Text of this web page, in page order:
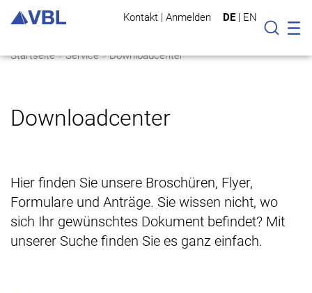
Kontakt | Anmelden DE | EN
Suche
Startseite Service Downloadcenter
Downloadcenter
Hier finden Sie unsere Broschüren, Flyer,
Formulare und Anträge. Sie wissen nicht, wo
sich Ihr gewünschtes Dokument befindet? Mit
unserer Suche finden Sie es ganz einfach.